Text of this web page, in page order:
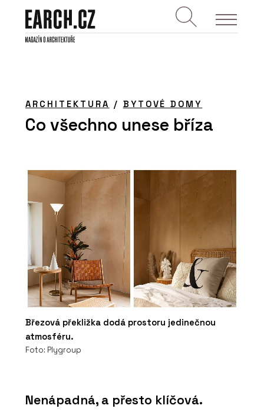
ARCHITEKTURA / BYTOVÉ DOMY
Co všechno unese bříza
Březová překližka dodá prostoru jedinečnou
atmosféru.
Foto: Plygroup
Nenápadná, a přesto klíčová.